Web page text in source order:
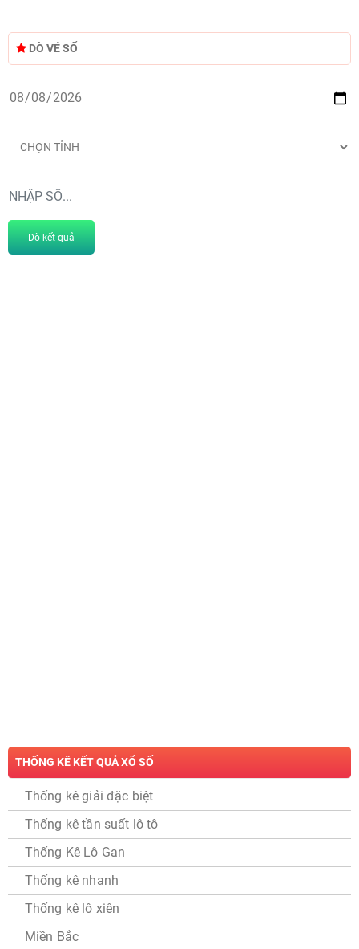
DÒ VÉ SỐ
Dò kết quả
THỐNG KÊ KẾT QUẢ XỔ SỐ
Thống kê giải đặc biệt
Thống kê tần suất lô tô
Thống Kê Lô Gan
Thống kê nhanh
Thống kê lô xiên
Miền Bắc